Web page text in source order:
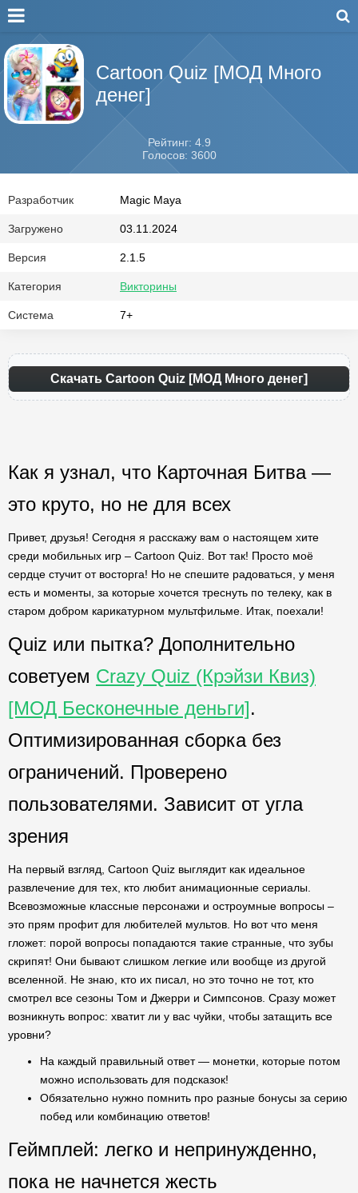
Cartoon Quiz [МОД Много
денег]
Рейтинг: 4.9
Голосов: 3600
Разработчик Magic Maya
Загружено 03.11.2024
Версия 2.1.5
Категория Викторины
Система 7+
Скачать Cartoon Quiz [МОД Много денег]
Как я узнал, что Карточная Битва —
это круто, но не для всех
Привет, друзья! Сегодня я расскажу вам о настоящем хите
среди мобильных игр – Cartoon Quiz. Вот так! Просто моё
сердце стучит от восторга! Но не спешите радоваться, у меня
есть и моменты, за которые хочется треснуть по телеку, как в
старом добром карикатурном мультфильме. Итак, поехали!
Quiz или пытка? Дополнительно
советуем Crazy Quiz (Крэйзи Квиз)
[МОД Бесконечные деньги].
Оптимизированная сборка без
ограничений. Проверено
пользователями. Зависит от угла
зрения
На первый взгляд, Cartoon Quiz выглядит как идеальное
развлечение для тех, кто любит анимационные сериалы.
Всевозможные классные персонажи и остроумные вопросы –
это прям профит для любителей мультов. Но вот что меня
гложет: порой вопросы попадаются такие странные, что зубы
скрипят! Они бывают слишком легкие или вообще из другой
вселенной. Не знаю, кто их писал, но это точно не тот, кто
смотрел все сезоны Том и Джерри и Симпсонов. Сразу может
возникнуть вопрос: хватит ли у вас чуйки, чтобы затащить все
уровни?
На каждый правильный ответ — монетки, которые потом
можно использовать для подсказок!
Обязательно нужно помнить про разные бонусы за серию
побед или комбинацию ответов!
Геймплей: легко и непринужденно,
пока не начнется жесть